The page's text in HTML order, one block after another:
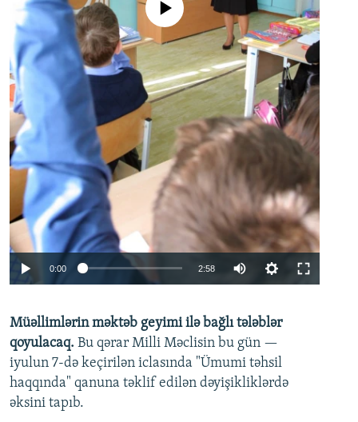
No media source currently available
0:00 2:58
360p
480p
720p
Müəllimlərin məktəb geyimi ilə bağlı tələblər
qoyulacaq. Bu qərar Milli Məclisin bu gün —
iyulun 7-də keçirilən iclasında "Ümumi təhsil
haqqında" qanuna təklif edilən dəyişikliklərdə
əksini tapıb.